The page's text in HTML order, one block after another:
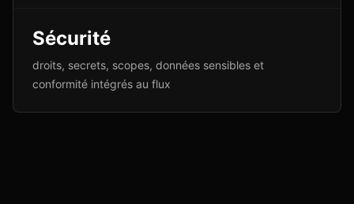
Sécurité
droits, secrets, scopes, données sensibles et
conformité intégrés au flux